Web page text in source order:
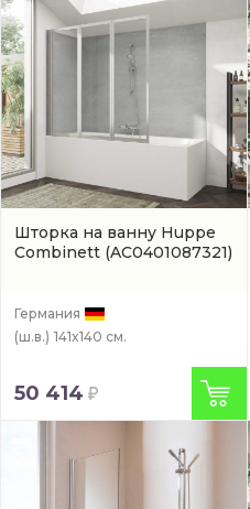
Шторка на ванну Huppe
Combinett (AC0401087321)
Германия
(ш.в.) 141x140 см.
50 414